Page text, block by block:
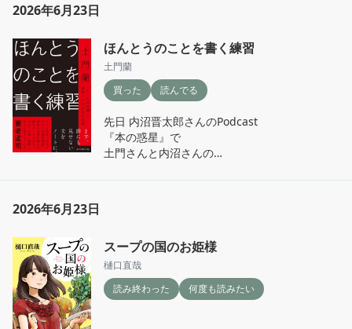
2026年6月23日
ほんとうのことを書く練習
土門蘭
買った
読んでる
先日 内沼晋太郎さんのPodcast
『本の惑星』で
土門さんと内沼さんの
ようやく本屋に行けたので買いました
買ってよかった と思いました
2026年6月23日
スープの国のお姫様
樋口直哉
読み終わった
何度も読みたい